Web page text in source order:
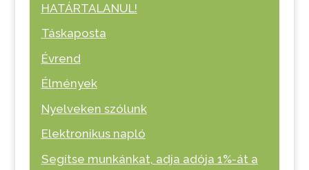
HATÁRTALANUL!
Táskaposta
Évrend
Élmények
Nyelveken szólunk
Elektronikus napló
Segítse munkánkat, adja adója 1%-át a